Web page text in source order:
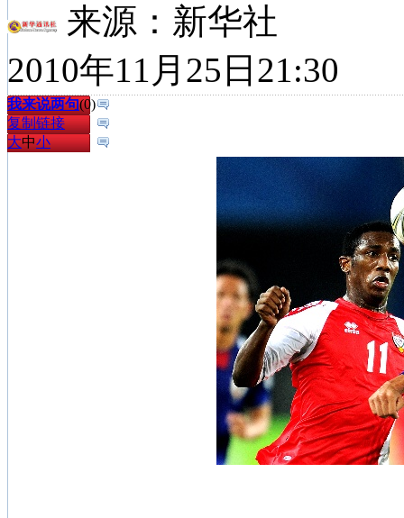
来源： 新华社
2010年11月25日21:30
我来说两句(0)
复制链接
大中小